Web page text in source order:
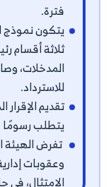
فترة.
ثلاثة أقسام
المدخلات،
للاسترداد.
تقديم
يتطلب
تفرض الهيئة
وعقوبات
الامتثال، في